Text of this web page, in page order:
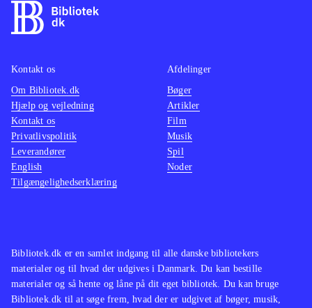
Bibliotek.dk er en samlet indgang til alle danske bibliotekers
materialer og til hvad der udgives i Danmark. Du kan bestille
materialer og så hente og låne på dit eget bibliotek. Du kan bruge
Bibliotek.dk til at søge frem, hvad der er udgivet af bøger, musik,
Kontakt os
Om Bibliotek.dk
Hjælp og vejledning
Kontakt os
Privatlivspolitik
Leverandører
English
Tilgængelighedserklæring
Afdelinger
Bøger
Artikler
Film
Musik
Spil
Noder